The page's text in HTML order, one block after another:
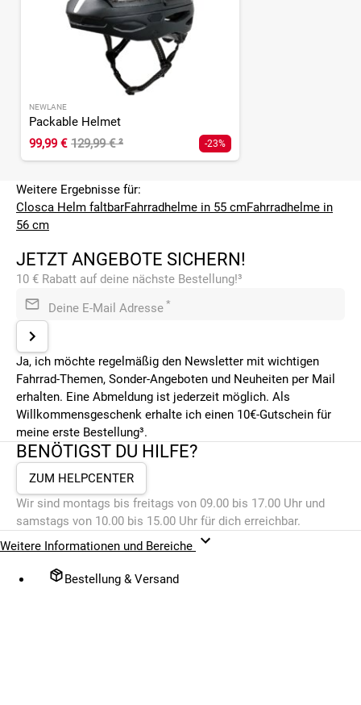
NEWLANE
Packable Helmet
99,99 € 129,99 €² -23%
Weitere Ergebnisse für:
Closca Helm faltbarFahrradhelme in 55 cmFahrradhelme in
56 cm
JETZT ANGEBOTE SICHERN!
10 € Rabatt auf deine nächste Bestellung!³
Deine E-Mail Adresse *
Ja, ich möchte regelmäßig den Newsletter mit wichtigen
Fahrrad-Themen, Sonder-Angeboten und Neuheiten per Mail
erhalten. Eine Abmeldung ist jederzeit möglich. Als
Willkommensgeschenk erhalte ich einen 10€-Gutschein für
meine erste Bestellung³.
BENÖTIGST DU HILFE?
ZUM HELPCENTER
Wir sind montags bis freitags von 09.00 bis 17.00 Uhr und
samstags von 10.00 bis 15.00 Uhr für dich erreichbar.
Weitere Informationen und Bereiche
Bestellung & Versand